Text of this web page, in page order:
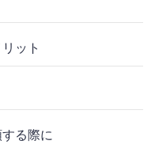
ット
る際に